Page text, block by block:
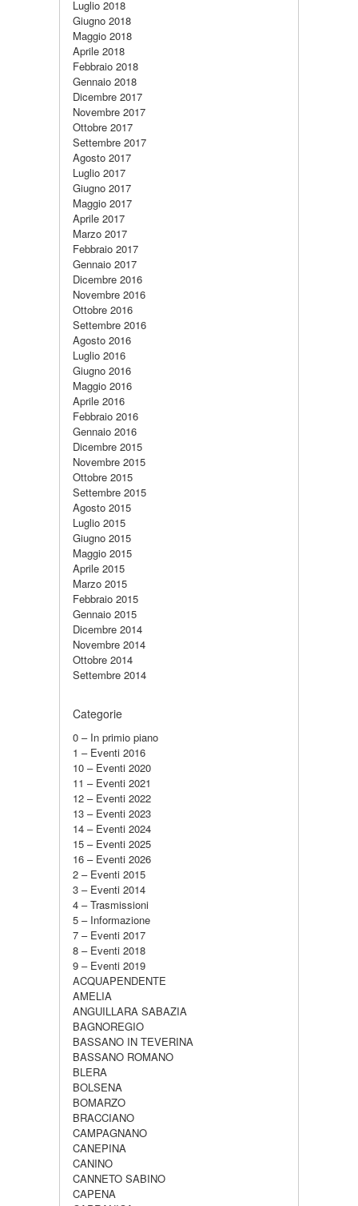
Luglio 2018
Giugno 2018
Maggio 2018
Aprile 2018
Febbraio 2018
Gennaio 2018
Dicembre 2017
Novembre 2017
Ottobre 2017
Settembre 2017
Agosto 2017
Luglio 2017
Giugno 2017
Maggio 2017
Aprile 2017
Marzo 2017
Febbraio 2017
Gennaio 2017
Dicembre 2016
Novembre 2016
Ottobre 2016
Settembre 2016
Agosto 2016
Luglio 2016
Giugno 2016
Maggio 2016
Aprile 2016
Febbraio 2016
Gennaio 2016
Dicembre 2015
Novembre 2015
Ottobre 2015
Settembre 2015
Agosto 2015
Luglio 2015
Giugno 2015
Maggio 2015
Aprile 2015
Marzo 2015
Febbraio 2015
Gennaio 2015
Dicembre 2014
Novembre 2014
Ottobre 2014
Settembre 2014
Categorie
0 – In primio piano
1 – Eventi 2016
10 – Eventi 2020
11 – Eventi 2021
12 – Eventi 2022
13 – Eventi 2023
14 – Eventi 2024
15 – Eventi 2025
16 – Eventi 2026
2 – Eventi 2015
3 – Eventi 2014
4 – Trasmissioni
5 – Informazione
7 – Eventi 2017
8 – Eventi 2018
9 – Eventi 2019
ACQUAPENDENTE
AMELIA
ANGUILLARA SABAZIA
BAGNOREGIO
BASSANO IN TEVERINA
BASSANO ROMANO
BLERA
BOLSENA
BOMARZO
BRACCIANO
CAMPAGNANO
CANEPINA
CANINO
CANNETO SABINO
CAPENA